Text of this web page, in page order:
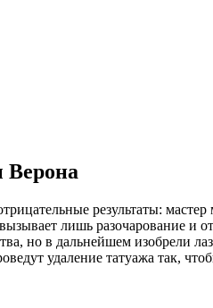
Верона
результаты:
лишь разочарование
но в дальнейшем изобрели
удаление татуажа так,